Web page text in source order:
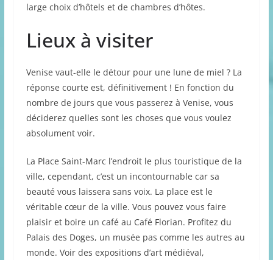
large choix d’hôtels et de chambres d’hôtes.
Lieux à visiter
Venise vaut-elle le détour pour une lune de miel ? La
réponse courte est, définitivement ! En fonction du
nombre de jours que vous passerez à Venise, vous
déciderez quelles sont les choses que vous voulez
absolument voir.
La Place Saint-Marc l’endroit le plus touristique de la
ville, cependant, c’est un incontournable car sa
beauté vous laissera sans voix. La place est le
véritable cœur de la ville. Vous pouvez vous faire
plaisir et boire un café au Café Florian. Profitez du
Palais des Doges, un musée pas comme les autres au
monde. Voir des expositions d’art médiéval,